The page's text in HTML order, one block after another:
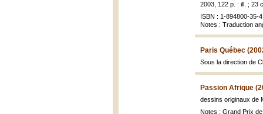
2003, 122 p. : ill. ; 23
ISBN : 1-894800-35-
Notes : Traduction
Paris Québec
Sous la direction de
Passion Afrique
dessins originaux de
Notes : Grand Prix